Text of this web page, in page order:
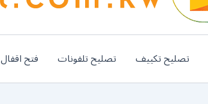
تصليح تكييف تصليح تلفونات فتح اقفال